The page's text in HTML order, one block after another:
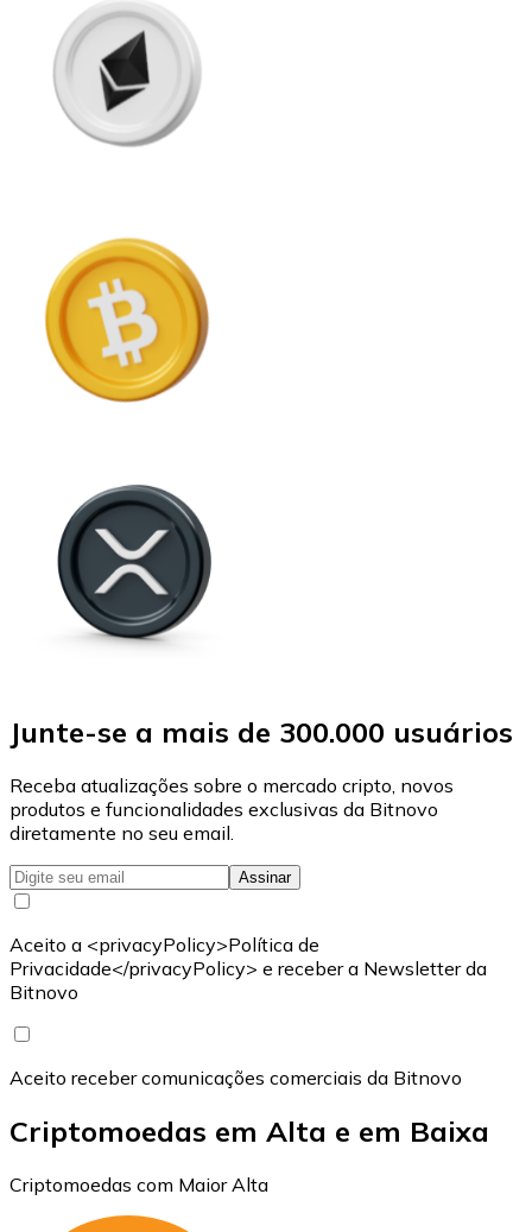
Junte-se a mais de 300.000 usuários
Receba atualizações sobre o mercado cripto, novos
produtos e funcionalidades exclusivas da Bitnovo
diretamente no seu email.
Assinar
Aceito a <privacyPolicy>Política de
Privacidade</privacyPolicy> e receber a Newsletter da
Bitnovo
Aceito receber comunicações comerciais da Bitnovo
Criptomoedas em Alta e em Baixa
Criptomoedas com Maior Alta